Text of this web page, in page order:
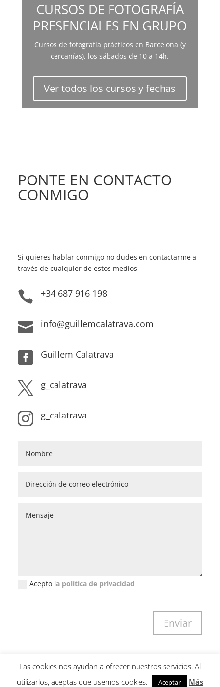
CURSOS DE FOTOGRAFÍA
PRESENCIALES EN GRUPO
Cursos de fotografía prácticos en Barcelona (y
cercanías), los sábados de 10 a 14h.
Ver todos los cursos y fechas
PONTE EN CONTACTO
CONMIGO
Si quieres hablar conmigo no dudes en contactarme a
través de cualquier de estos medios:
 +34 687 916 198
 info@guillemcalatrava.com
 Guillem Calatrava
 g_calatrava
 g_calatrava
Política de privacidad (GDPR)
Acepto la política de privacidad
Enviar
Las cookies nos ayudan a ofrecer nuestros servicios. Al
utilizarlos, aceptas que usemos cookies.
Aceptar Más